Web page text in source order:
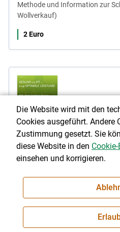
Methode und Information zur
Wollverkauf)
2 Euro
per Post
Link teilen
GESUND und FIT bringt
Anleitung zur regelmäßigen
Fleckvieh. Ein Service der
Die Website wird mit den
Cookies ausgeführt. Andere
Zustimmung gesetzt. Sie
diese Website in den
einsehen und korrigieren.